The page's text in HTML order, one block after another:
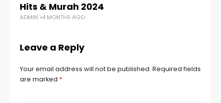
Hits & Murah 2024
ADMIN 4 MONTHS AGO
Leave a Reply
Your email address will not be published. Required fields
are marked *